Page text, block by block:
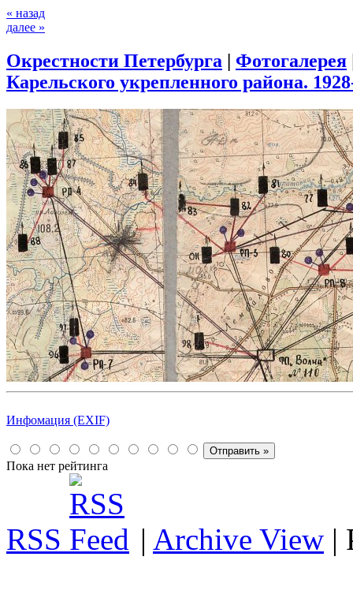
« назад
далее »
Окрестности Петербурга | Фотогалерея
Карельского укрепленного района.
Инфомация (EXIF)
Пока нет рейтинга
RSS | Archive View |